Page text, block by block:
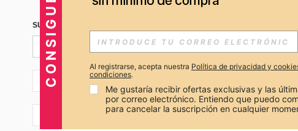
SUSCRÍBETE PARA RECIBIR OFERTAS EXCLUSIVAS, PROMOCIONES Y
PE + 51
Al registrarse, acepta nuestra Política de privacidad y
condiciones.
Me gustaría recibir ofertas exclusivas y las
por correo electrónico. Entiendo que puedo
para cancelar la suscripción en cualquier